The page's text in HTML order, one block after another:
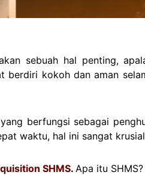
sebuah hal penting,
kokoh dan aman
yang berfungsi sebagai
waktu, hal ini sangat
SHMS. Apa itu